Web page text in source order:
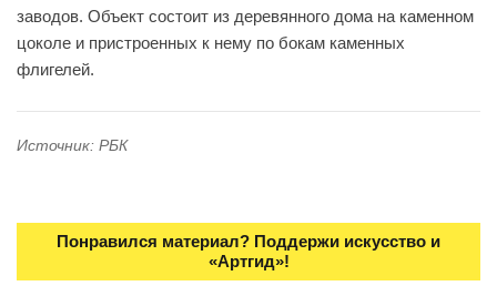
заводов. Объект состоит из деревянного дома на каменном
цоколе и пристроенных к нему по бокам каменных
флигелей.
Источник: РБК
Понравился материал? Поддержи искусство и
«Артгид»!